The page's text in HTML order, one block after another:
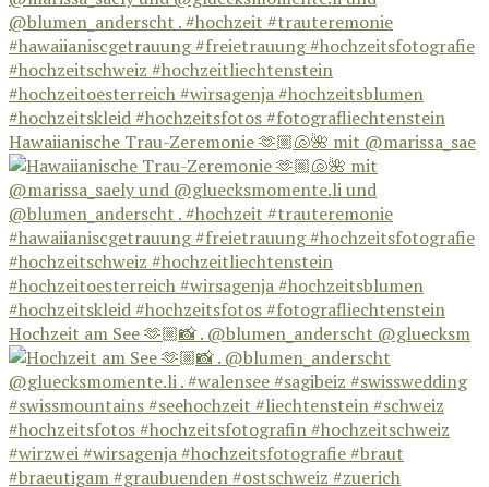
Hawaiianische Trau-Zeremonie 🫶🏼🐚🌺 mit @marissa_sae
Hochzeit am See 🫶🏼📸 . @blumen_anderscht @gluecksm